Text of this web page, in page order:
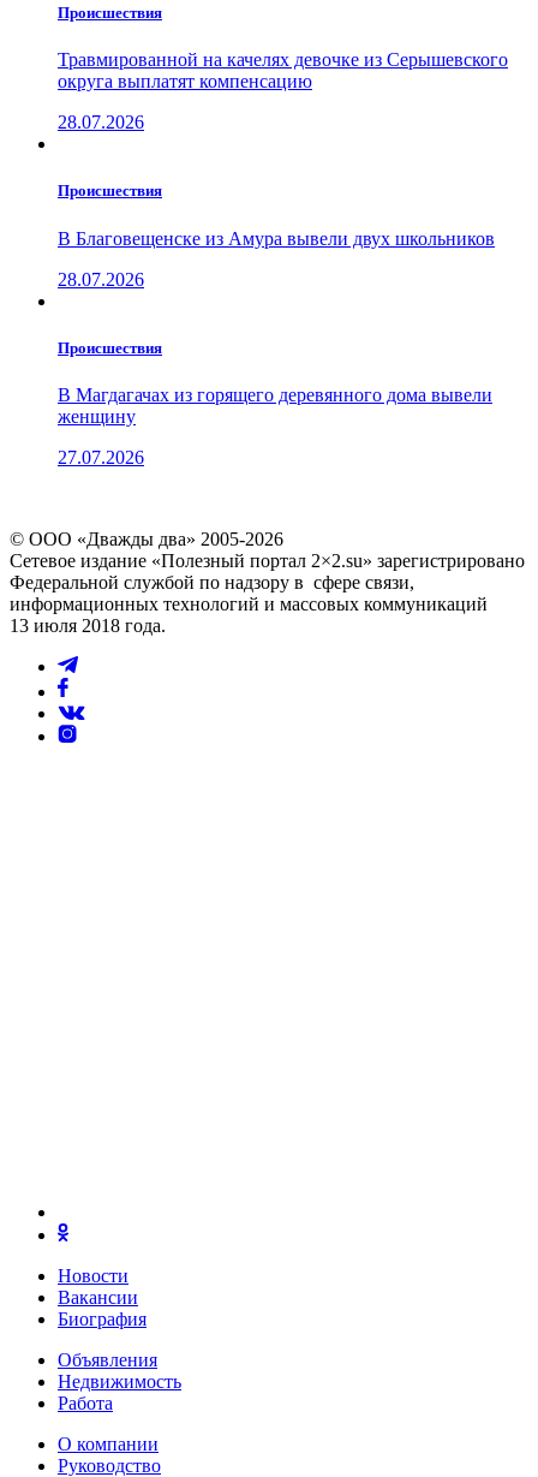
Проиcшествия
Травмированной на качелях девочке из Серышевского
округа выплатят компенсацию
28.07.2026
Проиcшествия
В Благовещенске из Амура вывели двух школьников
28.07.2026
Проиcшествия
В Магдагачах из горящего деревянного дома вывели
женщину
27.07.2026
© ООО «Дважды два» 2005-2026
Сетевое издание «Полезный портал 2×2.su» зарегистрировано
Федеральной службой по надзору в сфере связи,
информационных технологий и массовых коммуникаций
13 июля 2018 года.
Новости
Вакансии
Биография
Объявления
Недвижимость
Работа
О компании
Руководство